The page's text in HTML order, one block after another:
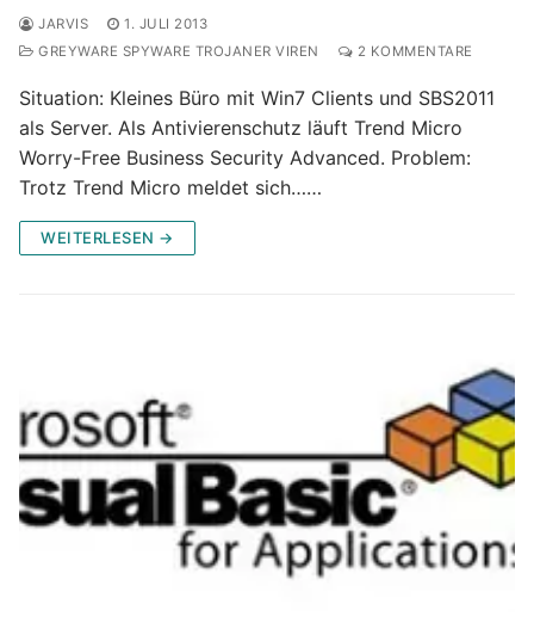
JARVIS
1. JULI 2013
GREYWARE SPYWARE TROJANER VIREN
2 KOMMENTARE
Situation: Kleines Büro mit Win7 Clients und SBS2011
als Server. Als Antivierenschutz läuft Trend Micro
Worry-Free Business Security Advanced. Problem:
Trotz Trend Micro meldet sich……
WEITERLESEN →